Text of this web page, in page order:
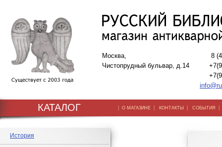
Москва,
Чистопрудный бульвар, д.14
8
КАТАЛОГ | О МАГАЗИНЕ | КОНТАКТЫ | СОБЫТИЯ
История